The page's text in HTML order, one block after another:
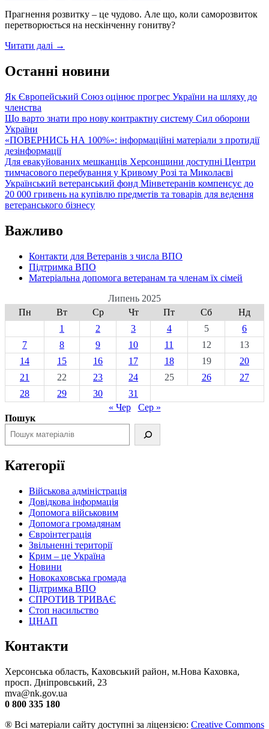
Прагнення розвитку – це чудово. Але що, коли саморозвиток
перетворюється на нескінченну гонитву?
Читати далі Токсичне
коли
“стати
шкодить
→
Останні новини
Як Європейський Союз оцінює прогрес України на шляху до
членства
Що варто знати про нову контрактну систему Сил оборони
України
«ПОВЕРНИСЬ НА 100%»: інформаційні матеріали з протидії
дезінформації
Для евакуйованих мешканців Херсонщини доступні Центри
тимчасового перебування у Кривому Розі та Миколаєві
Український ветеранський фонд Мінветеранів компенсує до
20 000 гривень на купівлю предметів та товарів для ведення
ветеранського бізнесу
Важливо
Контакти для Ветеранів з числа ВПО
Підтримка ВПО
Матеріальна допомога ветеранам та членам їх сімей
Липень 2025
Пн
Вт Ср Чт Пт Сб
Нд
1
2 3 4 5
6
7
8 9 10 11 12
13
14
15 16 17 18 19
20
21
22 23 24 25 26
27
28
29 30
31
« Чер
Сер »
Пошук
Категорії
Військова адміністрація
Довідкова інформація
Допомога військовим
Допомога громадянам
Євроінтеграція
Звільненні території
Крим – це Україна
Новини
Новокаховська громада
Підтримка ВПО
СПРОТИВ ТРИВАЄ
Стоп насильство
ЦНАП
Контакти
Херсонська область, Каховський район, м.Нова Каховка,
просп. Дніпровський, 23
mva@nk.gov.ua
0 800 335 180
® Всі матеріали сайту доступні за ліцензією: Creative Commons